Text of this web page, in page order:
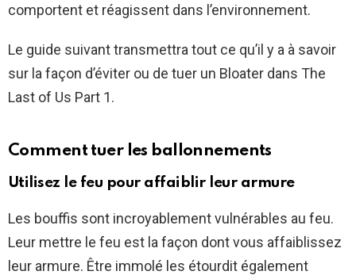
comportent et réagissent dans l’environnement.
Le guide suivant transmettra tout ce qu’il y a à savoir
sur la façon d’éviter ou de tuer un Bloater dans The
Last of Us Part 1.
Comment tuer les ballonnements
Utilisez le feu pour affaiblir leur armure
Les bouffis sont incroyablement vulnérables au feu.
Leur mettre le feu est la façon dont vous affaiblissez
leur armure. Être immolé les étourdit également